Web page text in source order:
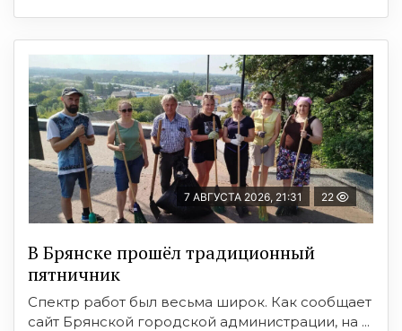
7 АВГУСТА 2026, 21:31 22
В Брянске прошёл традиционный
пятничник
Спектр работ был весьма широк. Как сообщает
сайт Брянской городской администрации, на ...